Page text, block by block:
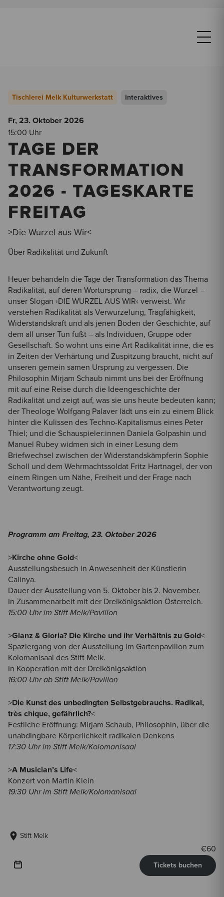
Tischlerei Melk Kulturwerkstatt Interaktives
Fr, 23. Oktober 2026
15:00 Uhr
TAGE DER
TRANSFORMATION
2026 - TAGESKARTE
FREITAG
>Die Wurzel aus Wir<
Über Radikalität und Zukunft
Heuer behandeln die Tage der Transformation das Thema
Radikalität, auf deren Wortursprung – radix, die Wurzel –
unser Slogan ›DIE WURZEL AUS WIR‹ verweist. Wir
verstehen Radikalität als Verwurzelung, Tragfähigkeit,
Widerstandskraft und als jenen Boden der Geschichte, auf
dem all unser Tun fußt – als Individuen, Gruppe oder
Gesellschaft. So wohnt uns eine Art Radikalität inne, die es
in Zeiten der Verhärtung und Zuspitzung braucht, nicht auf
unseren gemein samen Ursprung zu vergessen. Die
Philosophin Mirjam Schaub nimmt uns bei der Eröffnung
mit auf eine Reise durch die Ideengeschichte der
Radikalität und zeigt auf, was sie uns heute bedeuten kann;
der Theologe Wolfgang Palaver lädt uns ein zu einem Blick
hinter die Kulissen des Techno-Kapitalismus eines Peter
Thiel; und die Schauspieler:innen Daniela Golpashin und
Manuel Rubey widmen sich in einer Lesung dem
Briefwechsel zwischen der Widerstandskämpferin Sophie
Scholl und dem Wehrmachtssoldat Fritz Hartnagel, der von
einem Ringen um Nähe, Freiheit und der Frage nach
Verantwortung zeugt.
Programm am Freitag, 23. Oktober 2026
>Kirche ohne Gold<
Ausstellungsbesuch in Anwesenheit der Künstlerin
Calinya.
Dauer der Ausstellung von 5. Oktober bis 2. November.
In Zusammenarbeit mit der Dreikönigsaktion Österreich.
15:00 Uhr im Stift Melk/Pavillon
>Glanz & Gloria? Die Kirche und ihr Verhältnis zu Gold<
Spaziergang von der Ausstellung im Gartenpavillon zum
Kolomanisaal des Stift Melk.
In Kooperation mit der Dreikönigsaktion
16:00 Uhr ab Stift Melk/Pavillon
>Die Kunst des unbedingten Selbstgebrauchs. Radikal,
très chique, gefährlich?<
Festliche Eröffnung: Mirjam Schaub, Philosophin, über die
unabdingbare Körperlichkeit radikalen Denkens
17:30 Uhr im Stift Melk/Kolomanisaal
>A Musician’s Life<
Konzert von Martin Klein
19:30 Uhr im Stift Melk/Kolomanisaal
Stift Melk
Tickets buchen
€60